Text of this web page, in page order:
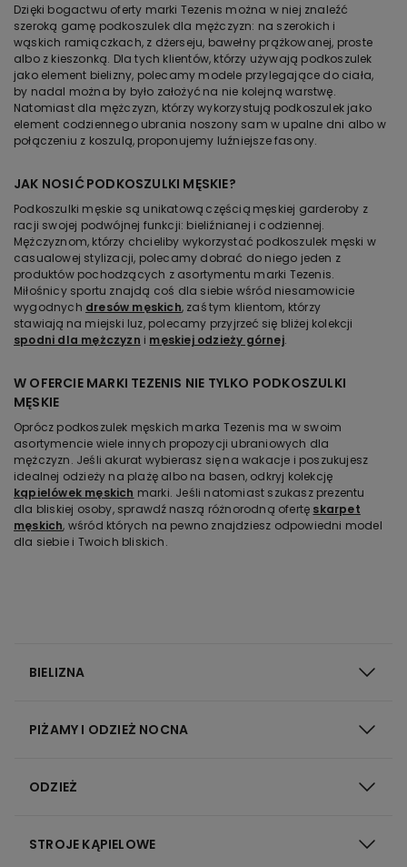
Dzięki bogactwu oferty marki Tezenis można w niej znaleźć
szeroką gamę podkoszulek dla mężczyzn: na szerokich i
wąskich ramiączkach, z dżerseju, bawełny prążkowanej, proste
albo z kieszonką. Dla tych klientów, którzy używają podkoszulek
jako element bielizny, polecamy modele przylegające do ciała,
by nadal można by było założyć na nie kolejną warstwę.
Natomiast dla mężczyzn, którzy wykorzystują podkoszulek jako
element codziennego ubrania noszony sam w upalne dni albo w
połączeniu z koszulą, proponujemy luźniejsze fasony.
JAK NOSIĆ PODKOSZULKI MĘSKIE?
Podkoszulki męskie są unikatową częścią męskiej garderoby z
racji swojej podwójnej funkcji: bieliźnianej i codziennej.
Mężczyznom, którzy chcieliby wykorzystać podkoszulek męski w
casualowej stylizacji, polecamy dobrać do niego jeden z
produktów pochodzących z asortymentu marki Tezenis.
Miłośnicy sportu znajdą coś dla siebie wśród niesamowicie
wygodnych dresów męskich, zaś tym klientom, którzy
stawiają na miejski luz, polecamy przyjrzeć się bliżej kolekcji
spodni dla mężczyzn i męskiej odzieży górnej.
W OFERCIE MARKI TEZENIS NIE TYLKO PODKOSZULKI
MĘSKIE
Oprócz podkoszulek męskich marka Tezenis ma w swoim
asortymencie wiele innych propozycji ubraniowych dla
mężczyzn. Jeśli akurat wybierasz się na wakacje i poszukujesz
idealnej odzieży na plażę albo na basen, odkryj kolekcję
kąpielówek męskich marki. Jeśli natomiast szukasz prezentu
dla bliskiej osoby, sprawdź naszą różnorodną ofertę skarpet
męskich, wśród których na pewno znajdziesz odpowiedni model
dla siebie i Twoich bliskich.
BIELIZNA
PIŻAMY I ODZIEŻ NOCNA
ODZIEŻ
STROJE KĄPIELOWE